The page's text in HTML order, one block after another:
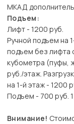
МКАД
Подъем:
Лифт - 1200 руб.
Ручной подъем на
подъем без
кубометра (пуфы,
руб./этаж.
на 1-й этаж - 1200
Подъем - 700 руб.
Внимание!